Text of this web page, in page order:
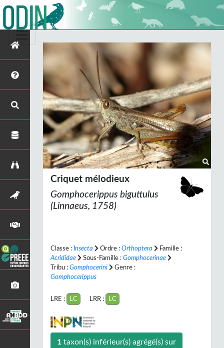
Criquet mélodieux
Gomphocerippus biguttulus
(Linnaeus, 1758)
Classe : Insecta Ordre : Orthoptera
Famille :
Acrididae
Sous-Famille : Gomphocerinae
Tribu : Gomphocerini
Genre :
Gomphocerippus
LRE : LC LRR : LC
1taxon(s) inférieur(s) agrégé(s) sur